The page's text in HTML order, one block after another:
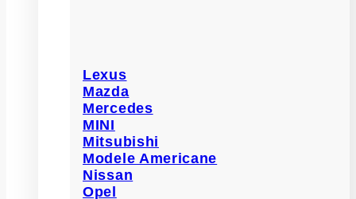
Lexus
Mazda
Mercedes
MINI
Mitsubishi
Modele Americane
Nissan
Opel